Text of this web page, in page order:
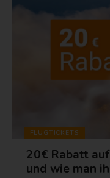
FLUGTICKETS
20€ Rabatt
und wie man